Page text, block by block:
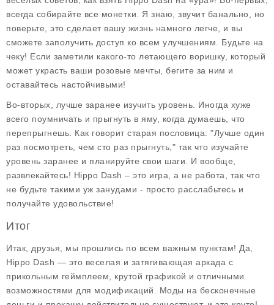
всегда собирайте все монетки. Я знаю, звучит банально, но
поверьте, это сделает вашу жизнь намного легче, и вы
сможете заполучить доступ ко всем улучшениям. Будьте на
чеку! Если заметили какого-то летающего воришку, который
может украсть ваши розовые мечты, бегите за ним и
оставайтесь настойчивыми!
Во-вторых, лучше заранее изучить уровень. Иногда хуже
всего поумничать и прыгнуть в яму, когда думаешь, что
перепрыгнешь. Как говорит старая пословица: "Лучше один
раз посмотреть, чем сто раз прыгнуть," так что изучайте
уровень заранее и планируйте свои шаги. И вообще,
развлекайтесь! Hippo Dash – это игра, а не работа, так что
не будьте такими уж занудами - просто расслабьтесь и
получайте удовольствие!
Итог
Итак, друзья, мы прошлись по всем важным пунктам! Да,
Hippo Dash — это веселая и затягивающая аркада с
прикольным геймплеем, крутой графикой и отличными
возможностями для модификаций. Моды на бесконечные